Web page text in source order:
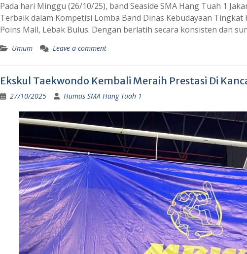
Pada hari Minggu (26/10/25), band Seaside SMA Hang Tuah 1
Terbaik dalam Kompetisi Lomba Band Dinas Kebudayaan
Poins Mall, Lebak Bulus. Dengan berlatih secara konsisten dan
Umum Leave a comment
Ekskul Taekwondo Kembali Meraih Prestasi Di
27/10/2025 Humas SMA Hang Tuah 1